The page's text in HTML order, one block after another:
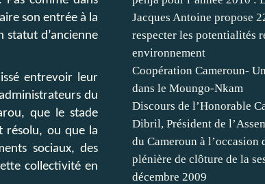
son entrée à la
statut d’ancienne
entrevoir leur
du
que le stade
résolu, ou que la
sociaux, des
collectivité en
Jacques Antoine propose
respecter les potentialités
environnement
Coopération Cameroun-
dans le Moungo-Nkam
Discours de l’Honorable
Dibril, Président de
du Cameroun à l’occasion
plénière de clôture de la
décembre 2009